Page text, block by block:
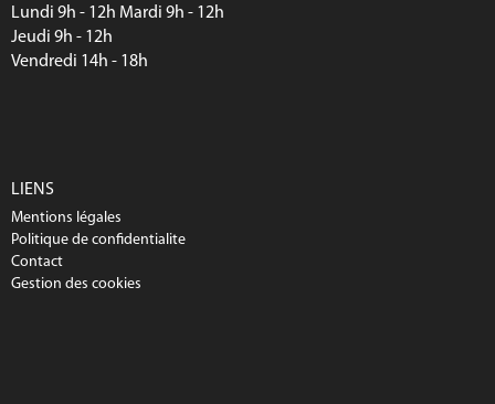
Lundi 9h - 12h Mardi 9h - 12h
Jeudi 9h - 12h
Vendredi 14h - 18h
LIENS
Mentions légales
Politique de confidentialite
Contact
Gestion des cookies